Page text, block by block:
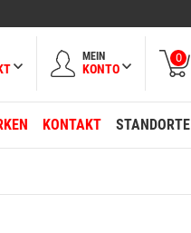
MEIN
KONTO
0
KONTAKT STANDORTE